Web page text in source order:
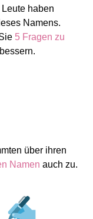
haben
Namens.
5 Fragen zu
über ihren
Namen auch zu.